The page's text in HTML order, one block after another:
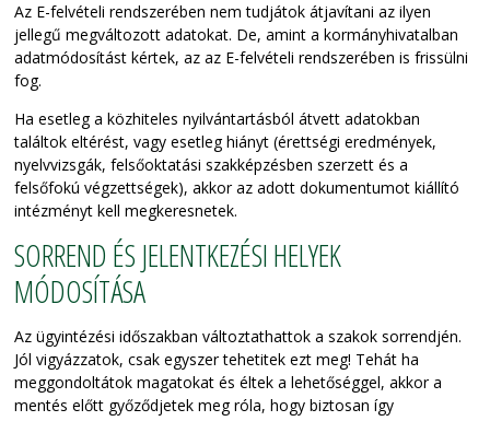
Az E-felvételi rendszerében nem tudjátok átjavítani az ilyen
jellegű megváltozott adatokat. De, amint a kormányhivatalban
adatmódosítást kértek, az az E-felvételi rendszerében is frissülni
fog.
Ha esetleg a közhiteles nyilvántartásból átvett adatokban
találtok eltérést, vagy esetleg hiányt (érettségi eredmények,
nyelvvizsgák, felsőoktatási szakképzésben szerzett és a
felsőfokú végzettségek), akkor az adott dokumentumot kiállító
intézményt kell megkeresnetek.
SORREND ÉS JELENTKEZÉSI HELYEK
MÓDOSÍTÁSA
Az ügyintézési időszakban változtathattok a szakok sorrendjén.
Jól vigyázzatok,csak egyszertehetitek ezt meg! Tehát ha
meggondoltátok magatokat és éltek a lehetőséggel, akkor a
mentés előtt győződjetek meg róla, hogy biztosan így